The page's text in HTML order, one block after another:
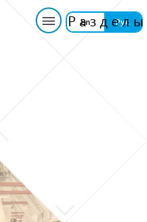
En Рус
Разделы